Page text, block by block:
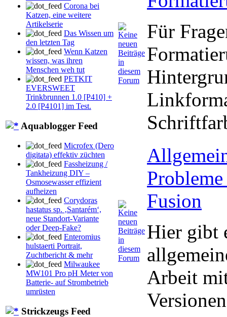
Corona bei
Katzen, eine weitere
Artikelserie
Das Wissen um
den letzten Tag
Wenn Katzen
wissen, was ihren
Menschen weh tut
PETKIT
EVERSWEET
Trinkbrunnen 1.0 [P410] +
2.0 [P4101] im Test.
Aquablogger Feed
Microfex (Dero
digitata) effektiv züchten
Fassheizung /
Tankheizung DIY –
Osmosewasser effizient
aufheizen
Corydoras
hastatus sp. ‚Santarém‘,
neue Standort-Variante
oder Deep-Fake?
Enteromius
hulstaerti Portrait,
Zuchtbericht & mehr
Milwaukee
MW101 Pro pH Meter von
Batterie- auf Strombetrieb
umrüsten
Strickzeugs Feed
Für
Fusion
Hier gibt
Arbeit